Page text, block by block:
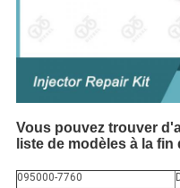
Vous pouvez trouver
liste de modèles à la fin
095000-7760